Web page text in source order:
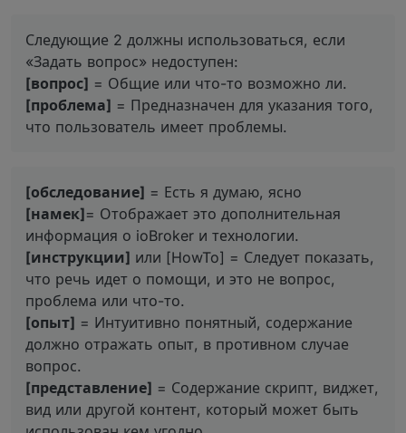
Следующие 2 должны использоваться, если
«Задать вопрос» недоступен:
[вопрос] = Общие или что-то возможно ли.
[проблема] = Предназначен для указания того,
что пользователь имеет проблемы.
[обследование] = Есть я думаю, ясно
[намек]= Отображает это дополнительная
информация о ioBroker и технологии.
[инструкции] или [HowTo] = Следует показать,
что речь идет о помощи, и это не вопрос,
проблема или что-то.
[опыт] = Интуитивно понятный, содержание
должно отражать опыт, в противном случае
вопрос.
[представление] = Содержание скрипт, виджет,
вид или другой контент, который может быть